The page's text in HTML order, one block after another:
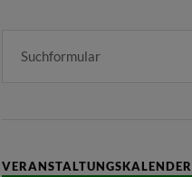
VERANSTALTUNGSKALENDER